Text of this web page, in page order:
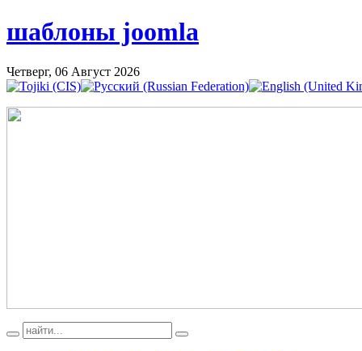
шаблоны joomla
Четверг, 06 Август 2026